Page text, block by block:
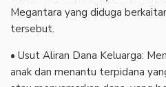
Megantara yang diduga
tersebut.
• Usut Aliran Dana Keluarga:
anak dan menantu terpidana